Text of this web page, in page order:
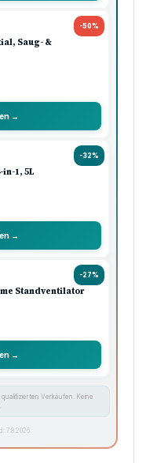
-50%
Saug- &
→
-32%
1, 5L
→
-27%
Standventilator
→
Verkäufen. Keine
7.8.2026